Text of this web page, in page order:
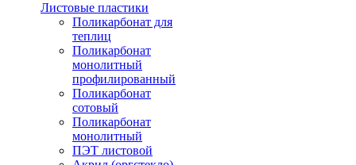
Листовые пластики
Поликарбонат для
теплиц
Поликарбонат
монолитный
профилированный
Поликарбонат
сотовый
Поликарбонат
монолитный
ПЭТ листовой